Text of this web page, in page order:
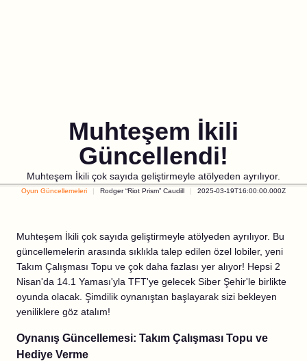
Muhteşem İkili
Güncellendi!
Muhteşem İkili çok sayıda geliştirmeyle atölyeden ayrılıyor.
Oyun Güncellemeleri Rodger “Riot Prism” Caudill 2025-03-19T16:00:00.000Z
Muhteşem İkili çok sayıda geliştirmeyle atölyeden ayrılıyor. Bu
güncellemelerin arasında sıklıkla talep edilen özel lobiler, yeni
Takım Çalışması Topu ve çok daha fazlası yer alıyor! Hepsi 2
Nisan'da 14.1 Yaması'yla TFT'ye gelecek Siber Şehir'le birlikte
oyunda olacak. Şimdilik oynanıştan başlayarak sizi bekleyen
yeniliklere göz atalım!
Oynanış Güncellemesi: Takım Çalışması Topu ve
Hediye Verme